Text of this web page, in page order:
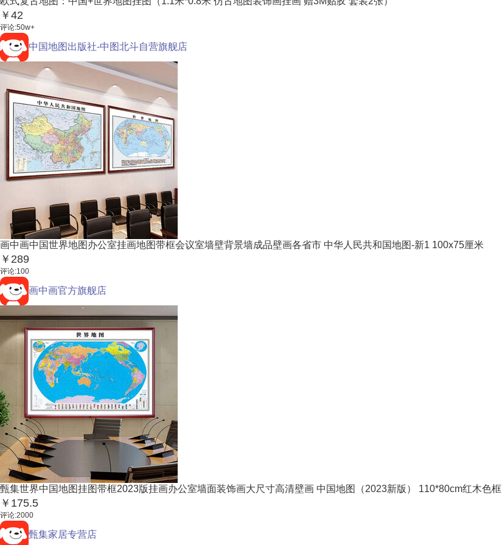
￥42
评论:50w+
中国地图出版社-中图北斗自营旗舰店
画中画中国世界地图办公室挂画地图带框会议室墙壁背景墙成品壁画各省市 中华人民共和国地图-新1 100x75厘米
￥289
评论:100
画中画官方旗舰店
甄集世界中国地图挂图带框2023版挂画办公室墙面装饰画大尺寸高清壁画 中国地图（2023新版） 110*80cm红木色框
￥175.5
评论:2000
甄集家居专营店